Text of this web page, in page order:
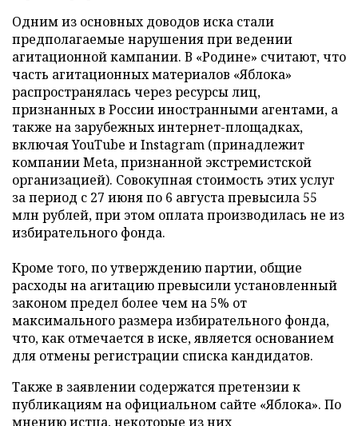
Одним из основных доводов иска стали
предполагаемые нарушения при ведении
агитационной кампании. В «Родине» считают, что
часть агитационных материалов «Яблока»
распространялась через ресурсы лиц,
признанных в России иностранными агентами, а
также на зарубежных интернет-площадках,
включая YouTube и Instagram (принадлежит
компании Meta, признанной экстремистской
организацией). Совокупная стоимость этих услуг
за период с 27 июня по 6 августа превысила 55
млн рублей, при этом оплата производилась не из
избирательного фонда.
Кроме того, по утверждению партии, общие
расходы на агитацию превысили установленный
законом предел более чем на 5% от
максимального размера избирательного фонда,
что, как отмечается в иске, является основанием
для отмены регистрации списка кандидатов.
Также в заявлении содержатся претензии к
публикациям на официальном сайте «Яблока». По
мнению истца, некоторые из них